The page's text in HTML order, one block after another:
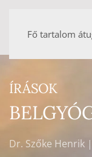
Fő tartalom
ÍRÁSOK
Dr. Szőke Henrik |